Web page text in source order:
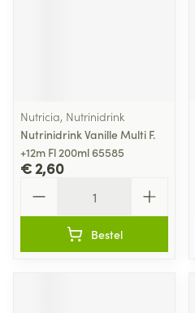
Nutricia, Nutrinidrink
Nutrinidrink Vanille Multi F.
+12m Fl 200ml 65585
€ 2,60
Bestel